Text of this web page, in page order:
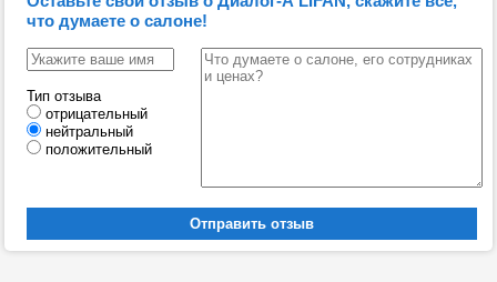
что думаете о салоне!
Тип отзыва
отрицательный
нейтральный
положительный